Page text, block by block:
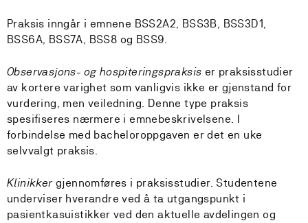
Praksis inngår i emnene BSS2A2, BSS3B, BSS3D1,
BSS6A, BSS7A, BSS8 og BSS9.
Observasjons- og hospiteringspraksis er praksisstudier
av kortere varighet som vanligvis ikke er gjenstand for
vurdering, men veiledning. Denne type praksis
spesifiseres nærmere i emnebeskrivelsene. I
forbindelse med bacheloroppgaven er det en uke
selvvalgt praksis.
Klinikkergjennomføres i praksisstudier. Studentene
underviser hverandre ved å ta utgangspunkt i
pasientkasuistikker ved den aktuelle avdelingen og